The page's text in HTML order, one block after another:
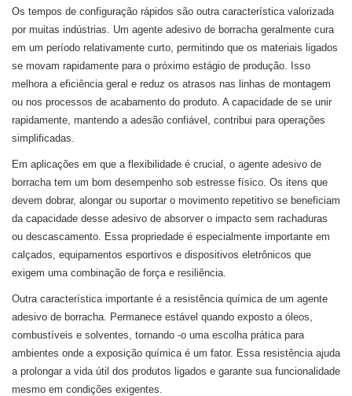
Os tempos de configuração rápidos são outra característica valorizada
por muitas indústrias. Um agente adesivo de borracha geralmente cura
em um período relativamente curto, permitindo que os materiais ligados
se movam rapidamente para o próximo estágio de produção. Isso
melhora a eficiência geral e reduz os atrasos nas linhas de montagem
ou nos processos de acabamento do produto. A capacidade de se unir
rapidamente, mantendo a adesão confiável, contribui para operações
simplificadas.
Em aplicações em que a flexibilidade é crucial, o agente adesivo de
borracha tem um bom desempenho sob estresse físico. Os itens que
devem dobrar, alongar ou suportar o movimento repetitivo se beneficiam
da capacidade desse adesivo de absorver o impacto sem rachaduras
ou descascamento. Essa propriedade é especialmente importante em
calçados, equipamentos esportivos e dispositivos eletrônicos que
exigem uma combinação de força e resiliência.
Outra característica importante é a resistência química de um agente
adesivo de borracha. Permanece estável quando exposto a óleos,
combustíveis e solventes, tornando -o uma escolha prática para
ambientes onde a exposição química é um fator. Essa resistência ajuda
a prolongar a vida útil dos produtos ligados e garante sua funcionalidade
mesmo em condições exigentes.